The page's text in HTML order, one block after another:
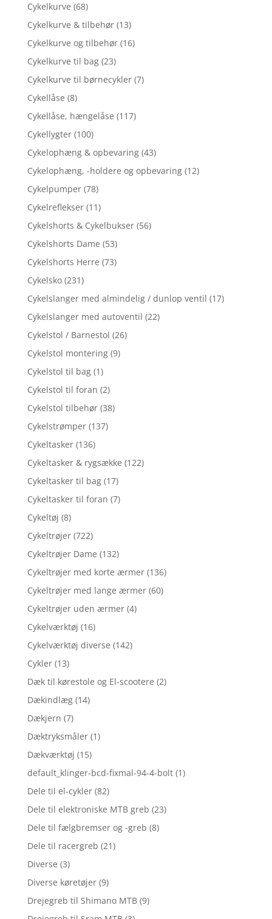
Cykelkurve (68)
Cykelkurve & tilbehør (13)
Cykelkurve og tilbehør (16)
Cykelkurve til bag (23)
Cykelkurve til børnecykler (7)
Cykellåse (8)
Cykellåse, hængelåse (117)
Cykellygter (100)
Cykelophæng & opbevaring (43)
Cykelophæng, -holdere og opbevaring (12)
Cykelpumper (78)
Cykelreflekser (11)
Cykelshorts & Cykelbukser (56)
Cykelshorts Dame (53)
Cykelshorts Herre (73)
Cykelsko (231)
Cykelslanger med almindelig / dunlop ventil (17)
Cykelslanger med autoventil (22)
Cykelstol / Barnestol (26)
Cykelstol montering (9)
Cykelstol til bag (1)
Cykelstol til foran (2)
Cykelstol tilbehør (38)
Cykelstrømper (137)
Cykeltasker (136)
Cykeltasker & rygsække (122)
Cykeltasker til bag (17)
Cykeltasker til foran (7)
Cykeltøj (8)
Cykeltrøjer (722)
Cykeltrøjer Dame (132)
Cykeltrøjer med korte ærmer (136)
Cykeltrøjer med lange ærmer (60)
Cykeltrøjer uden ærmer (4)
Cykelværktøj (16)
Cykelværktøj diverse (142)
Cykler (13)
Dæk til kørestole og El-scootere (2)
Dækindlæg (14)
Dækjern (7)
Dæktryksmåler (1)
Dækværktøj (15)
default_klinger-bcd-fixmal-94-4-bolt (1)
Dele til el-cykler (82)
Dele til elektroniske MTB greb (23)
Dele til fælgbremser og -greb (8)
Dele til racergreb (21)
Diverse (3)
Diverse køretøjer (9)
Drejegreb til Shimano MTB (9)